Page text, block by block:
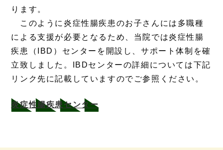
ります。
このように炎症性腸疾患のお子さんには多職種
による支援が必要となるため、当院では炎症性腸
疾患（IBD）センターを開設し、サポート体制を確
立致しました。IBDセンターの詳細については下記
リンク先に記載していますのでご参照ください。
炎症性腸疾患センター